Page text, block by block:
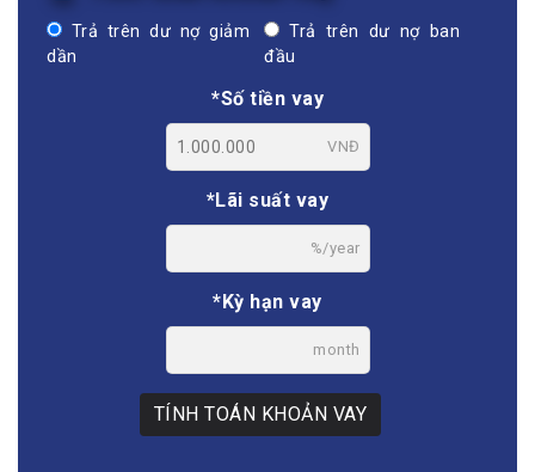
Trả trên dư nợ giảm
dần
Trả trên dư nợ ban
đầu
*Số tiền vay
VNĐ
*Lãi suất vay
%/year
*Kỳ hạn vay
month
TÍNH TOÁN KHOẢN VAY